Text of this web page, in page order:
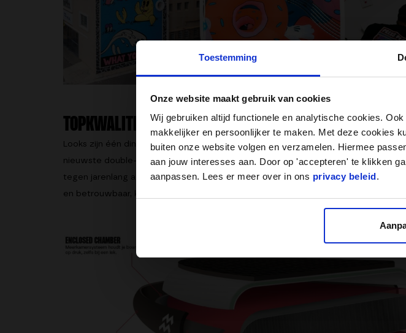
Toestemming
Onze website maakt gebruik van cookies
Wij gebruiken altijd functionele en analytische cookies.
makkelijker en persoonlijker te maken. Met deze cookies
buiten onze website volgen en verzamelen. Hiermee
aan jouw interesses aan. Door op 'accepteren' te klikken
aanpassen. Lees er meer over in ons privacy beleid.
TOPKWALITEIT EN DUURZAAMHEID
Looks zijn één ding, maar prestaties zijn minstens zo belangrijk. Dit SUP-board is
nieuwste double-layer dropstitch technologie, wat betekent: ultra-stevig,
tegen jarenlang avontuur. Geen gedoe met zwakke plekken of instabiele ritjes. Dit
en betrouwbaar, keer op keer.